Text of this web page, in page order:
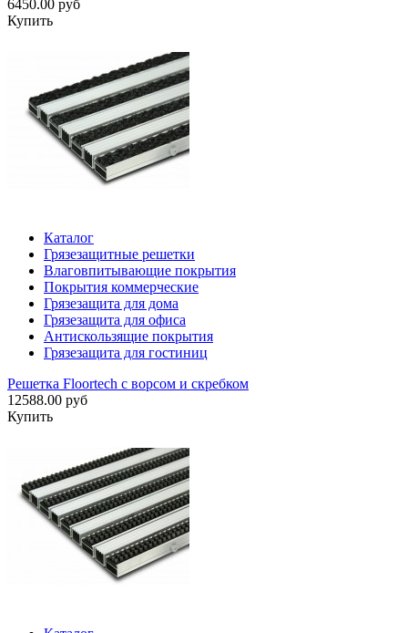
6450.00 руб
Купить
Каталог
Грязезащитные решетки
Влаговпитывающие покрытия
Покрытия коммерческие
Грязезащита для дома
Грязезащита для офиса
Антискользящие покрытия
Грязезащита для гостиниц
Решетка Floortech с ворсом и скребком
12588.00 руб
Купить